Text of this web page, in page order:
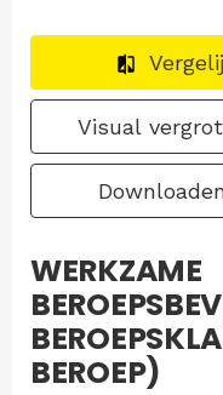
Visual
WERKZAME
BEROEP)